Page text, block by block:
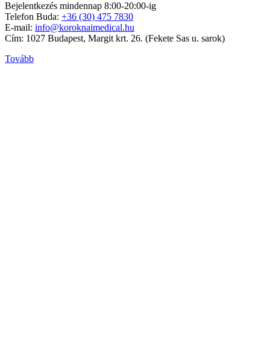
Bejelentkezés mindennap 8:00-20:00-ig
Telefon Buda: +36 (30) 475 7830
E-mail: info@koroknaimedical.hu
Cím: 1027 Budapest, Margit krt. 26. (Fekete Sas u. sarok)
Tovább